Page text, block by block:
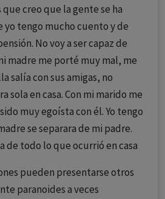
que creo que la gente se ha
yo tengo mucho cuento y de
No voy a ser capaz de
madre me porté muy mal, me
salía con sus amigas, no
sola en casa. Con mi marido me
muy egoísta con él. Yo tengo
se separara de mi padre.
de todo lo que ocurrió en casa
pueden presentarse otros
paranoides a veces